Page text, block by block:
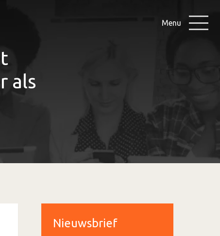
Menu
als
Nieuwsbrief